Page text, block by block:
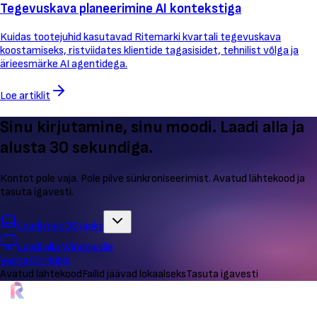
Tegevuskava planeerimine AI kontekstiga
Kuidas tootejuhid kasutavad Ritemarki kvartali tegevuskava
koostamiseks, ristviidates klientide tagasisidet, tehnilist võlga ja
ärieesmärke AI agentidega.
Loe artiklit
Sinu kirjutamine, sinu moodi. Laadi alla ja
alusta 30 sekundiga.
Kontot pole vaja. Pole pilve sünkroniseerimist. Avatud lähtekood ja
tasuta igavesti.
Laadi macOS jaoks
Laadi alla Windowsile
Vaata GitHubis
Avatud lähtekoodFailid jäävad lokaalseksTasuta igavesti